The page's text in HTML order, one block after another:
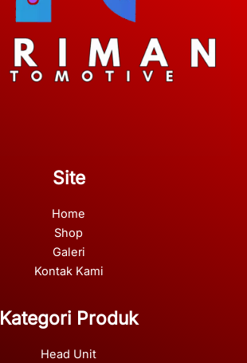
Site
Home
Shop
Galeri
Kontak Kami
Kategori Produk
Head Unit